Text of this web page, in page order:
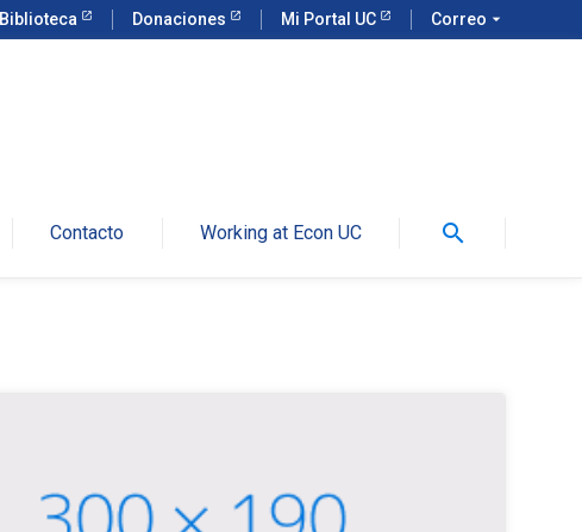
Biblioteca Donaciones Mi Portal UC Correo arrow_drop_down
Contacto Working at Econ UC search